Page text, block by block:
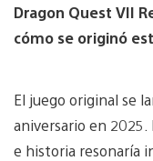
Dragon Quest VII
cómo se originó
El juego original se
aniversario en
e historia resonaría